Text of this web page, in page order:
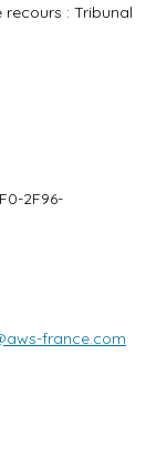
: Tribunal
2F96-
france.com